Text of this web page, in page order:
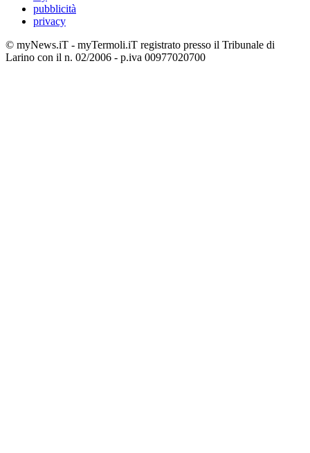
pubblicità
privacy
© myNews.iT - myTermoli.iT registrato presso il Tribunale di
Larino con il n. 02/2006 - p.iva 00977020700